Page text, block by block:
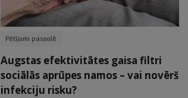
Pētījumi pasaulē
Augstas efektivitātes gaisa filtri
sociālās aprūpes namos – vai novērš
infekciju risku?